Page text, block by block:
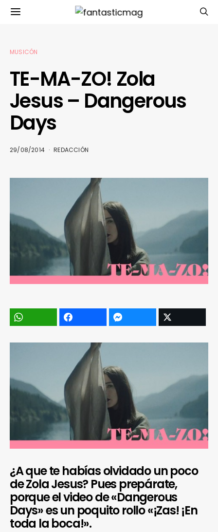
MUSICÓN
TE-MA-ZO! Zola
Jesus – Dangerous
Days
29/08/2014 REDACCIÓN
¿A que te habías olvidado un poco
de Zola Jesus? Pues prepárate,
porque el video de «Dangerous
Days» es un poquito rollo «¡Zas! ¡En
toda la boca!».